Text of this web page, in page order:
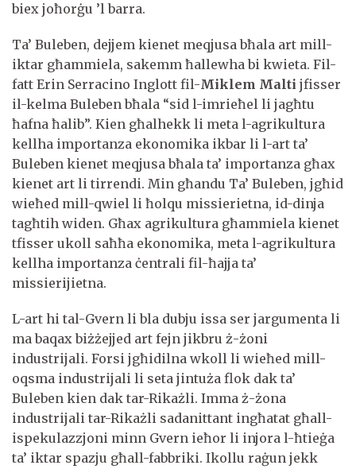
biex joħorġu ’l barra.
Ta’ Buleben, dejjem kienet meqjusa bħala art mill-
iktar għammiela, sakemm ħallewha bi kwieta. Fil-
fatt Erin Serracino Inglott fil-Miklem Malti jfisser
il-kelma Buleben bħala “sid l-imrieħel li jagħtu
ħafna ħalib”. Kien għalhekk li meta l-agrikultura
kellha importanza ekonomika ikbar li l-art ta’
Buleben kienet meqjusa bħala ta’ importanza għax
kienet art li tirrendi. Min għandu Ta’ Buleben, jgħid
wieħed mill-qwiel li ħolqu missierietna, id-dinja
tagħtih widen. Għax agrikultura għammiela kienet
tfisser ukoll saħħa ekonomika, meta l-agrikultura
kellha importanza ċentrali fil-ħajja ta’
missierijietna.
L-art hi tal-Gvern li bla dubju issa ser jargumenta li
ma baqax biżżejjed art fejn jikbru ż-żoni
industrijali. Forsi jgħidilna wkoll li wieħed mill-
oqsma industrijali li seta jintuża flok dak ta’
Buleben kien dak tar-Rikażli. Imma ż-żona
industrijali tar-Rikażli sadanittant ingħatat għall-
ispekulazzjoni minn Gvern ieħor li injora l-ħtieġa
ta’ iktar spazju għall-fabbriki. Ikollu raġun jekk